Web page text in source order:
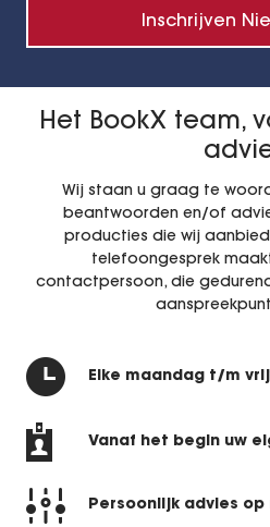
Inschrijven
Het BookX team,
Wij staan u graag te
beantwoorden en/of
producties die wij
telefoongesprek
contactpersoon, die
Elke maandag t/m
Vanaf het begin uw
Persoonlijk advies op